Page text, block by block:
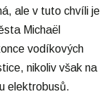
ale v tuto chvíli je
Michaël
vodíkových
nikoliv však na
elektrobusů.